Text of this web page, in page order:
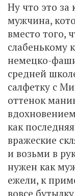
Ну что это за
мужчина,
вместо того,
слабенькому
немецко-
средней
салфетку с
оттенок
как
вражеские
и возьми в
нужен как
ежели, к
вовсе